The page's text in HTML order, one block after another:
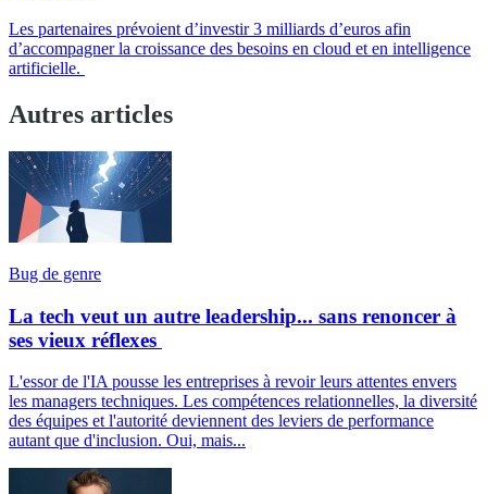
Les partenaires prévoient d’investir 3 milliards d’euros afin
d’accompagner la croissance des besoins en cloud et en intelligence
artificielle.
Autres articles
Bug de genre
La tech veut un autre leadership... sans renoncer à
ses vieux réflexes
L'essor de l'IA pousse les entreprises à revoir leurs attentes envers
les managers techniques. Les compétences relationnelles, la diversité
des équipes et l'autorité deviennent des leviers de performance
autant que d'inclusion. Oui, mais...